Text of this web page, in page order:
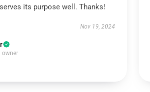
its purpose well. Thanks!
Nov 19, 2024
owner